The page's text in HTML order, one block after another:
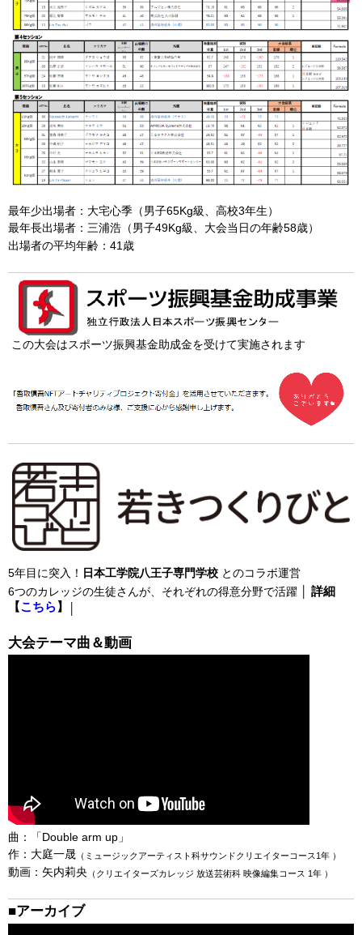
最年少出場者：大宅心季（男子65Kg級、高校3年生）
最年長出場者：三浦浩（男子49Kg級、大会当日の年齢58歳）
出場者の平均年齢：41歳
この大会はスポーツ振興基金助成金を受けて実施されます
5年目に突入！ 日本工学院八王子専門学校 とのコラボ運営
6つのカレッジの生徒さんが、それぞれの得意分野で活躍 │
詳細
【こちら】
大会テーマ曲＆動画
曲：「Double arm up」
作：大庭一晟 （ミュージックアーティスト科サウンドクリエイターコース1年 ）
動画：矢内莉央 （クリエイターズカレッジ 放送芸術科 映像編集コース 1年 ）
■アーカイブ